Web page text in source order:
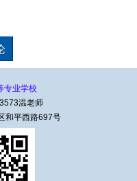
专业学校
温老师
和平西路697号